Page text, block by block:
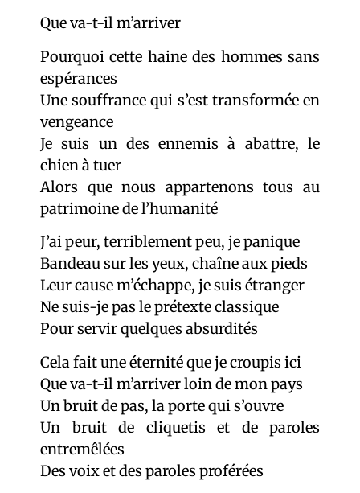
Que va-t-il m’arriver
Pourquoi cette haine des hommes sans
espérances
Une souffrance qui s’est transformée en
vengeance
Je suis un des ennemis à abattre, le
chien à tuer
Alors que nous appartenons tous au
patrimoine de l’humanité
J’ai peur, terriblement peu, je panique
Bandeau sur les yeux, chaîne aux pieds
Leur cause m’échappe, je suis étranger
Ne suis-je pas le prétexte classique
Pour servir quelques absurdités
Cela fait une éternité que je croupis ici
Que va-t-il m’arriver loin de mon pays
Un bruit de pas, la porte qui s’ouvre
Un bruit de cliquetis et de paroles
entremêlées
Des voix et des paroles proférées